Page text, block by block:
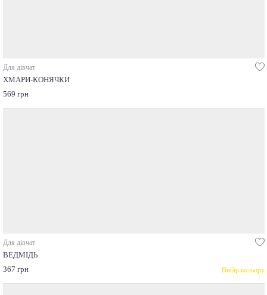
Для дівчат
ХМАРИ-КОНЯЧКИ
569 грн
Для дівчат
ВЕДМІДЬ
367 грн
Вибір кольору